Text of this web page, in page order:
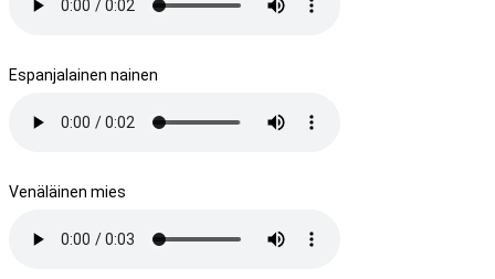
Espanjalainen nainen
Venäläinen mies